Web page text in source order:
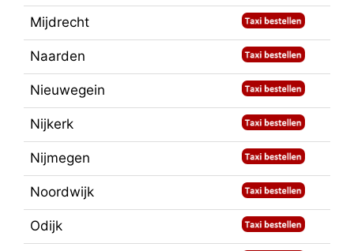
Mijdrecht
Naarden
Nieuwegein
Nijkerk
Nijmegen
Noordwijk
Odijk